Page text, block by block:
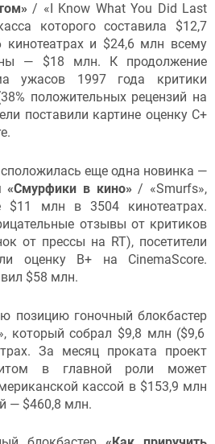
/ «I Know What You Did Last
которого составила $12,7
и $24,6 млн всему
— $18 млн. К продолжение
ужасов 1997 года критики
положительных рецензий на
поставили картине оценку C+
еще одна новинка —
«Смурфики в кино» / «Smurfs»,
$11 млн в 3504 кинотеатрах.
отзывы от критиков
от прессы на RT), посетители
оценку B+ на CinemaScore.
$58 млн.
позицию гоночный блокбастер
который собрал $9,8 млн ($9,6
За месяц проката проект
в главной роли может
кассой в $153,9 млн
— $460,8 млн.